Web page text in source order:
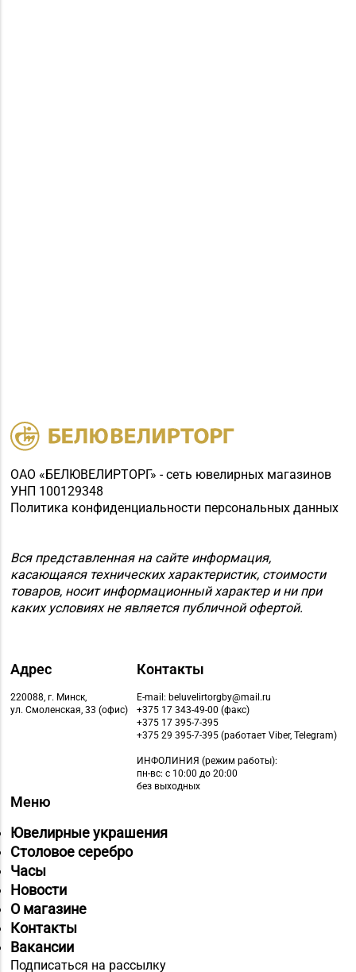
ОАО «БЕЛЮВЕЛИРТОРГ» - сеть ювелирных магазинов
УНП 100129348
Политика конфиденциальности персональных данных
Вся представленная на сайте информация,
касающаяся технических характеристик, стоимости
товаров, носит информационный характер и ни при
каких условиях не является публичной офертой.
Адрес
220088, г. Минск,
ул. Смоленская, 33 (офис)
Контакты
E-mail: beluvelirtorgby@mail.ru
+375 17 343-49-00 (факс)
+375 17 395-7-395
+375 29 395-7-395 (работает Viber, Telegram)
ИНФОЛИНИЯ (режим работы):
пн-вс: с 10:00 до 20:00
без выходных
Меню
Ювелирные украшения
Столовое серебро
Часы
Новости
О магазине
Контакты
Вакансии
Подписаться на рассылку